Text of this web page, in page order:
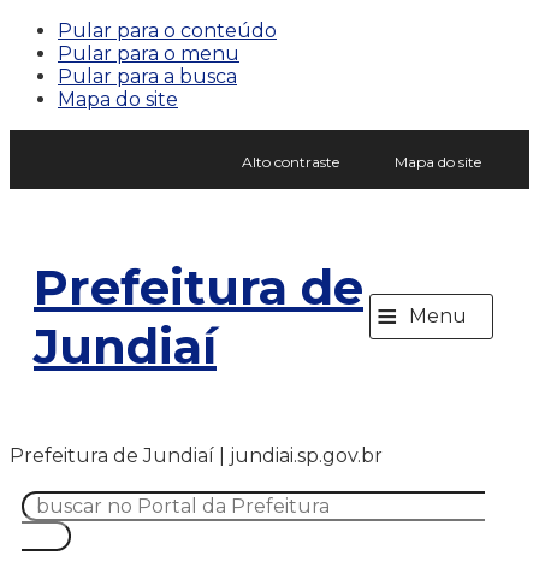
Pular para o conteúdo
Pular para o menu
Pular para a busca
Mapa do site
Alto contraste Mapa do site
Prefeitura de
Jundiaí
≡ Menu
Prefeitura de Jundiaí | jundiai.sp.gov.br